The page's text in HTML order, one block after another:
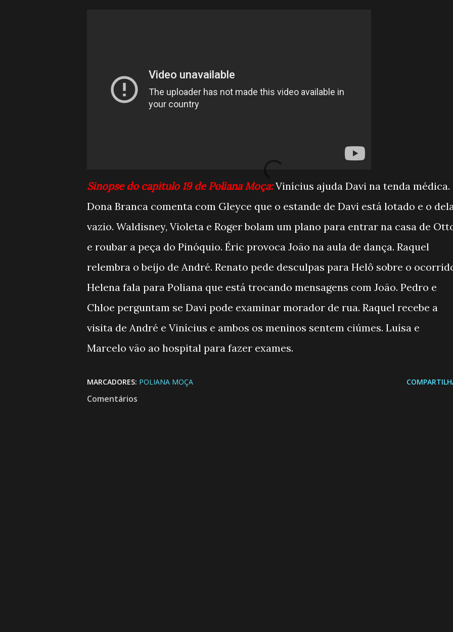
Sinopse do capitulo 19 de Poliana Moça:Vinícius ajuda Davi na tenda médica.
Dona Branca comenta com Gleyce que o estande de Davi está lotado e o
vazio. Waldisney, Violeta e Roger bolam um plano para entrar na casa de
e roubar a peça do Pinóquio. Éric provoca João na aula de dança. Raquel
relembra o beijo de André. Renato pede desculpas para Helô sobre o
Helena fala para Poliana que está trocando mensagens com João. Pedro e
Chloe perguntam se Davi pode examinar morador de rua. Raquel recebe a
visita de André e Vinícius e ambos os meninos sentem ciúmes. Luísa e
Marcelo vão ao hospital para fazer exames.
MARCADORES: POLIANA MOÇA
Comentários